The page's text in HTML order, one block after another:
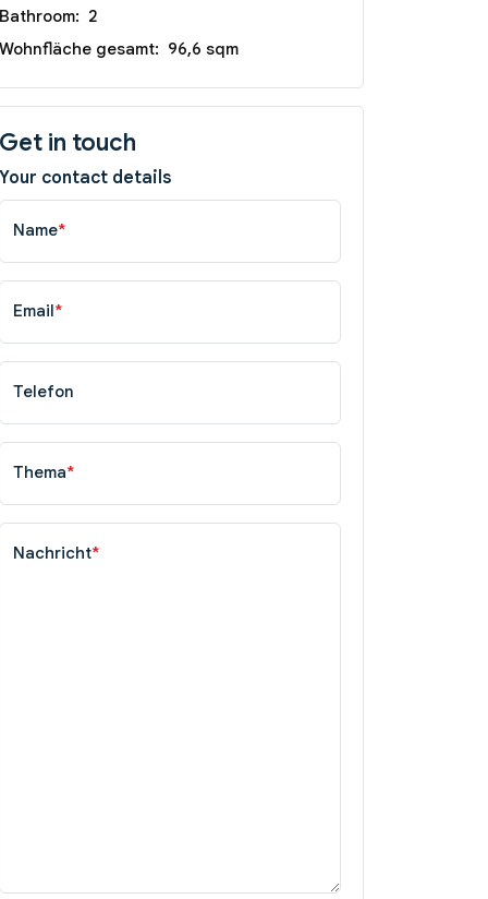
Bathroom: 2
Wohnfläche gesamt: 96,6 sqm
Get in touch
Your contact details
Name*
Email*
Telefon
Thema*
Nachricht*